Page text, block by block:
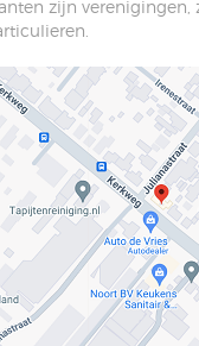
zijn verenigingen,